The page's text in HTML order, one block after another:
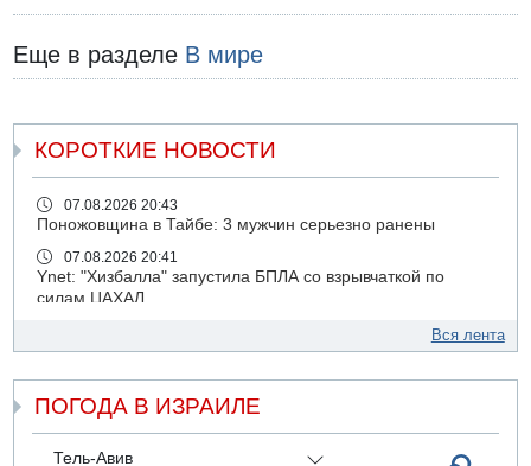
Еще в разделе В мире
КОРОТКИЕ НОВОСТИ
07.08.2026 20:43
Поножовщина в Тайбе: 3 мужчин серьезно ранены
07.08.2026 20:41
Ynet: "Хизбалла" запустила БПЛА со взрывчаткой по
силам ЦАХАЛ
ДТП в Ашдоде: тяжело ранены двое маленьких детей
07.08.2026 19:14
Скончался водитель, врезавшийся в стену в
Иерусалиме
07.08.2026 17:57
Вся лента
ПОГОДА В ИЗРАИЛЕ
Тель-Авив